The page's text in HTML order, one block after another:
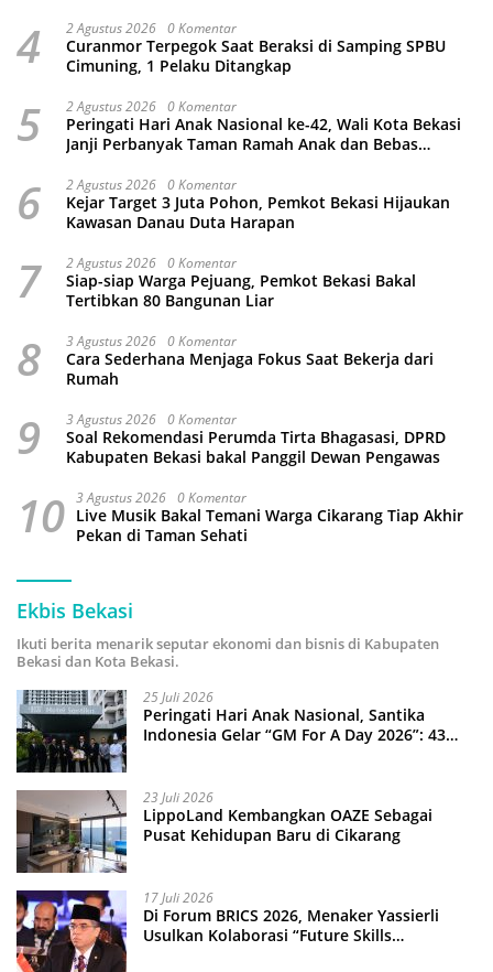
4 2 Agustus 2026 0 Komentar
Curanmor Terpegok Saat Beraksi di Samping SPBU
Cimuning, 1 Pelaku Ditangkap
5 2 Agustus 2026 0 Komentar
Peringati Hari Anak Nasional ke-42, Wali Kota Bekasi
Janji Perbanyak Taman Ramah Anak dan Bebas
6 2 Agustus 2026 0 Komentar
Kejar Target 3 Juta Pohon, Pemkot Bekasi Hijaukan
Kawasan Danau Duta Harapan
7 2 Agustus 2026 0 Komentar
Siap-siap Warga Pejuang, Pemkot Bekasi Bakal
Tertibkan 80 Bangunan Liar
8 3 Agustus 2026 0 Komentar
Cara Sederhana Menjaga Fokus Saat Bekerja dari
Rumah
9 3 Agustus 2026 0 Komentar
Soal Rekomendasi Perumda Tirta Bhagasasi, DPRD
Kabupaten Bekasi bakal Panggil Dewan Pengawas
10 3 Agustus 2026 0 Komentar
Live Musik Bakal Temani Warga Cikarang Tiap Akhir
Pekan di Taman Sehati
Ekbis Bekasi
Ikuti berita menarik seputar ekonomi dan bisnis di Kabupaten
Bekasi dan Kota Bekasi.
25 Juli 2026
Peringati Hari Anak Nasional, Santika
Indonesia Gelar “GM For A Day 2026”: 43
23 Juli 2026
LippoLand Kembangkan OAZE Sebagai
Pusat Kehidupan Baru di Cikarang
17 Juli 2026
Di Forum BRICS 2026, Menaker Yassierli
Usulkan Kolaborasi “Future Skills